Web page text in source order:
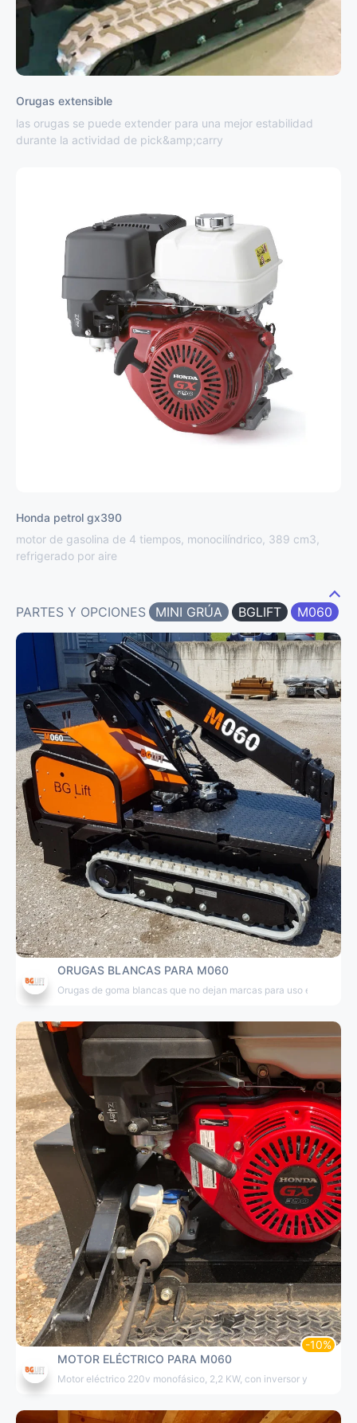
Orugas extensible
las orugas se puede extender para una mejor estabilidad
durante la actividad de pick&amp;carry
Honda petrol gx390
motor de gasolina de 4 tiempos, monocilíndrico, 389 cm3,
refrigerado por aire
PARTES Y OPCIONES MINI GRÚA BGLIFT M060
ORUGAS BLANCAS PARA M060
Orugas de goma blancas que no dejan marcas para uso en
MOTOR ELÉCTRICO PARA M060
Motor eléctrico 220v monofásico, 2,2 KW, con inversor y panel de